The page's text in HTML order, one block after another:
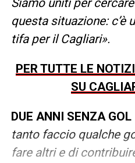
Siamo uniti per
questa situazione: c’è
tifa per il Cagliari».
PER TUTTE LE
SU
DUE ANNI SENZA
tanto faccio qualche
fare altri e di